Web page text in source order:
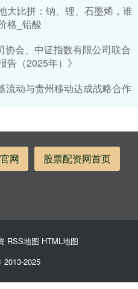
大比拼：钠、锂、石墨烯，谁
格_铅酸
协会、中证指数有限公司联合
告（2025年）》
流动与贵州移动达成战略合作
网 股票配资网首页
RSS地图 HTML地图
2013-2025